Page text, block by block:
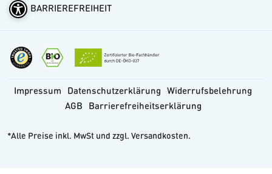
BARRIEREFREIHEIT
Impressum Datenschutzerklärung
Widerrufsbelehrung
AGB
Barrierefreiheitserklärung
*Alle Preise inkl. MwSt und zzgl. Versandkosten.